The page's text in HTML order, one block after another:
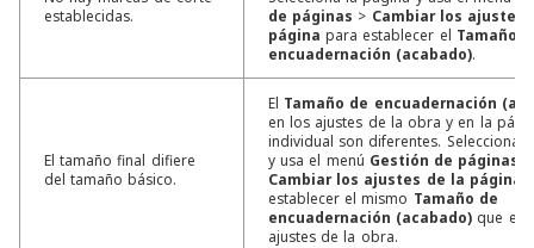
establecidas.
de páginas > Cambiar los ajustes
página para establecer el Tamaño
encuadernación (acabado).
El tamaño final difiere
del tamaño básico.
El Tamaño de encuadernación
en los ajustes de la obra y en la
individual son diferentes. Selecciona
y usa el menú Gestión de páginas
Cambiar los ajustes de la página
establecer el mismo Tamaño de
encuadernación (acabado) que en
ajustes de la obra.